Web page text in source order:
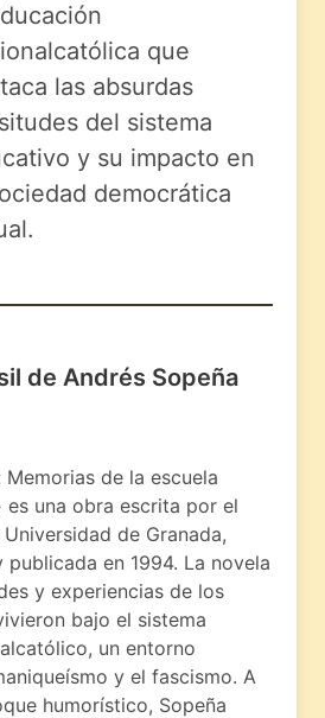
que
las absurdas
del sistema
y su impacto en
democrática
de Andrés Sopeña
de la escuela
es una obra escrita por el
de Granada,
publicada en 1994. La novela
y experiencias de los
bajo el sistema
un entorno
y el fascismo. A
humorístico, Sopeña